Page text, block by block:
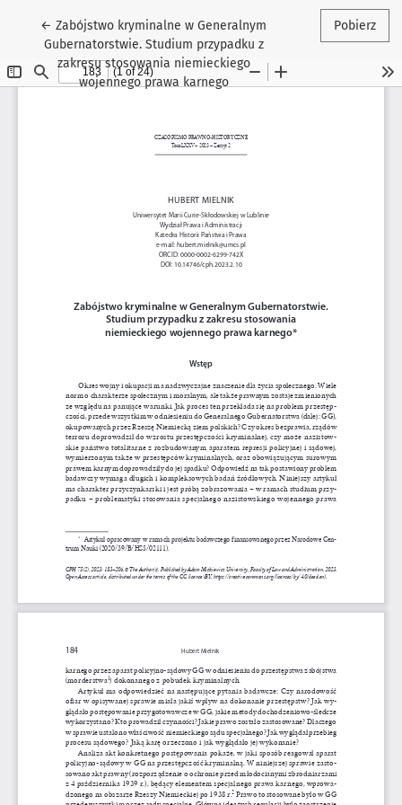
←Wróć do szczegółów artykułu
Zabójstwo kryminalne w Generalnym
Gubernatorstwie. Studium przypadku z
zakresu stosowania niemieckiego
wojennego prawa karnego
Pobierz